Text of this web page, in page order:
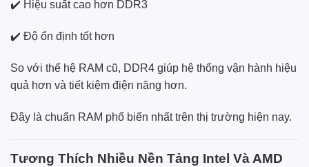
✔️ Hiệu suất cao hơn DDR3
✔️ Độ ổn định tốt hơn
So với thế hệ RAM cũ, DDR4 giúp hệ thống vận hành hiệu
quả hơn và tiết kiệm điện năng hơn.
Đây là chuẩn RAM phổ biến nhất trên thị trường hiện nay.
Tương Thích Nhiều Nền Tảng Intel Và AMD